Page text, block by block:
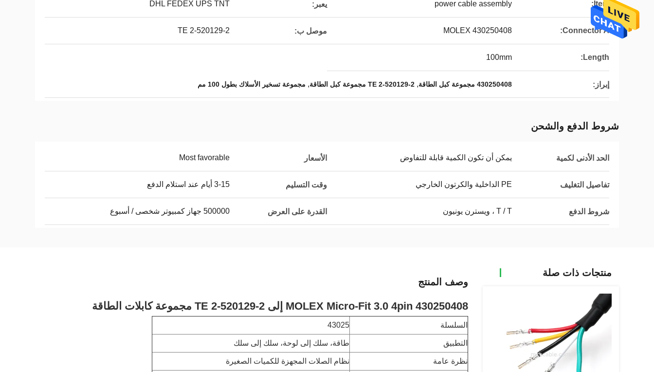
Item:
power cable assembly يعبر: DHL FEDEX UPS TNT
Connector A:
MOLEX 430250408 موصل ب: TE 2-520129-2
Length:
100mm
إبراز: 430250408 مجموعة كبل الطاقة , TE 2-520129-2 مجموعة كبل الطاقة , مجموعة تسخير الأسلاك بطول 100 مم
شروط الدفع والشحن
الحد الأدنى لكمية يمكن أن تكون الكمية قابلة للتفاوض الأسعار Most favorable
تفاصيل التغليف PE الداخلية والكرتون الخارجي وقت التسليم 3-15 أيام عند استلام الدفع
شروط الدفع T / T ، ويسترن يونيون القدرة على العرض 500000 جهاز كمبيوتر شخصى / أسبوع
منتجات ذات صلة
وصف المنتج
MOLEX Micro-Fit 3.0 4pin 430250408 إلى TE 2-520129-2 مجموعة كابلات الطاقة
السلسلة 43025
التطبيق طاقة، سلك إلى لوحة، سلك إلى سلك
نظرة عامة نظام الصلات المجهزة للكميات الصغيرة